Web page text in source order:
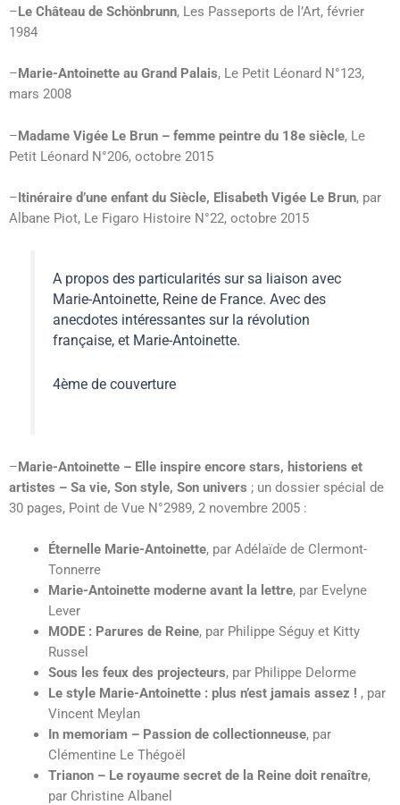
–Le Château de Schönbrunn, Les Passeports de l’Art, février
1984
– Marie-Antoinette au Grand Palais, Le Petit Léonard N°123,
mars 2008
–Madame Vigée Le Brun – femme peintre du 18e siècle, Le
Petit Léonard N°206, octobre 2015
–Itinéraire d’une enfant du Siècle, Elisabeth Vigée Le Brun, par
Albane Piot, Le Figaro Histoire N°22, octobre 2015
A propos des particularités sur sa liaison avec
Marie-Antoinette, Reine de France. Avec des
anecdotes intéressantes sur la révolution
française, et Marie-Antoinette.
4ème de couverture
–Marie-Antoinette – Elle inspire encore stars, historiens et
artistes – Sa vie, Son style, Son univers ; un dossier spécial de
30 pages, Point de Vue N°2989, 2 novembre 2005 :
Éternelle Marie-Antoinette, par Adélaïde de Clermont-
Tonnerre
Marie-Antoinette moderne avant la lettre, par Evelyne
Lever
MODE : Parures de Reine, par Philippe Séguy et Kitty
Russel
Sous les feux des projecteurs, par Philippe Delorme
Le style Marie-Antoinette : plus n’est jamais assez !, par
Vincent Meylan
In memoriam – Passion de collectionneuse, par
Clémentine Le Thégoël
Trianon – Le royaume secret de la Reine doit renaître,
par Christine Albanel